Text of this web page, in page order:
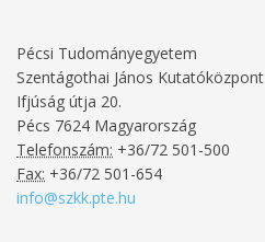
Pécsi Tudományegyetem
Szentágothai János Kutatóközpont
Ifjúság útja 20.
Pécs 7624 Magyarország
Telefonszám: +36/72 501-500
Fax: +36/72 501-654
info@szkk.pte.hu